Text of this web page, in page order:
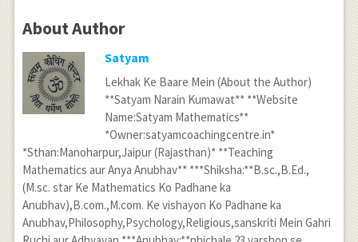
About Author
Satyam
Lekhak Ke Baare Mein (About the Author)
**Satyam Narain Kumawat** **Website
Name:Satyam Mathematics**
*Owner:satyamcoachingcentre.in*
*Sthan:Manoharpur,Jaipur (Rajasthan)* **Teaching
Mathematics aur Anya Anubhav** ***Shiksha:**B.sc.,B.Ed.,
(M.sc. star Ke Mathematics Ko Padhane ka
Anubhav),B.com.,M.com. Ke vishayon Ko Padhane ka
Anubhav,Philosophy,Psychology,Religious,sanskriti Mein Gahri